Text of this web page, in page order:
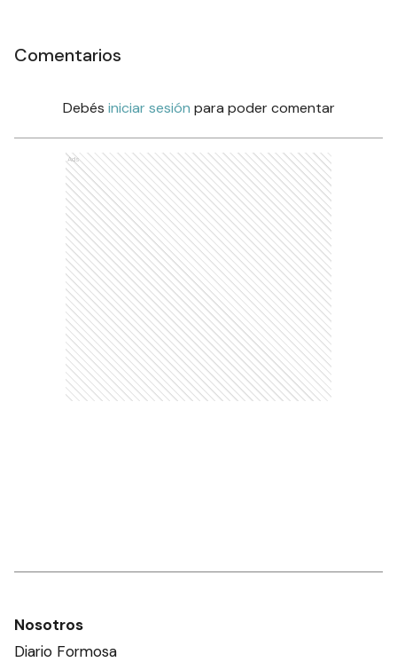
Comentarios
Debés iniciar sesión para poder comentar
Ads
Nosotros
Diario Formosa